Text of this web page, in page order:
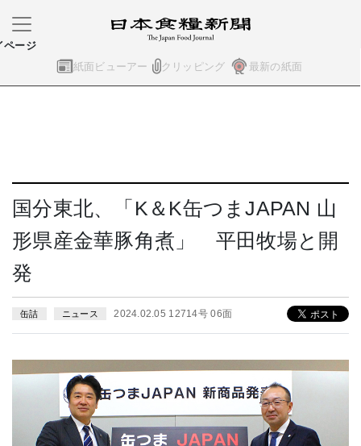
紙面ビューアー クリッピング 最新の紙面
ページ
国分東北、「K＆K缶つまJAPAN 山
形県産金華豚角煮」 平田牧場と開
発
缶詰 ニュース 2024.02.05 12714号 06面